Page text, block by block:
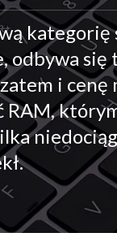
odbywa się
i cenę
RAM,